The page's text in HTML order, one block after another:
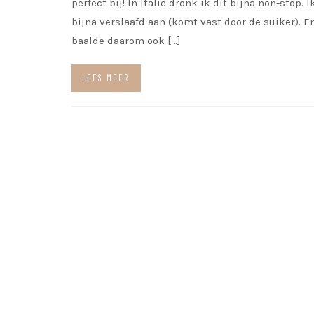
perfect bij! In Italie dronk ik dit bijna non-stop.
bijna verslaafd aan (komt vast door de suiker).
baalde daarom ook […]
LEES MEER